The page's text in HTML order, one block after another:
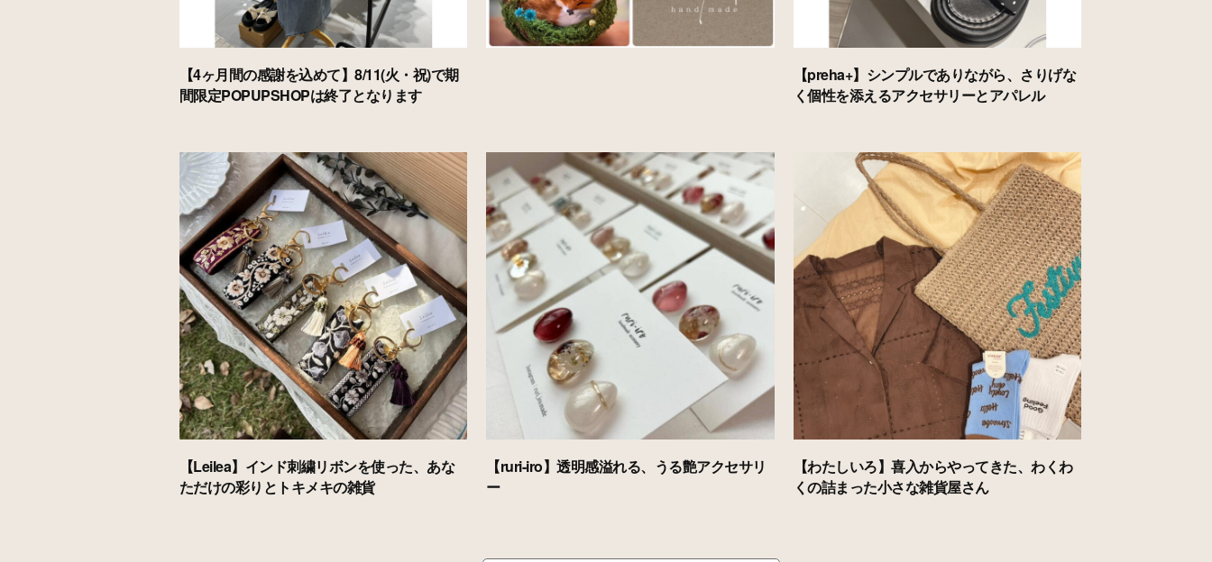
【4ヶ月間の感謝を込めて】8/11(火・祝)で期
間限定POPUPSHOPは終了となります
【preha+】シンプルでありながら、さりげな
く個性を添えるアクセサリーとアパレル
【Leilea】インド刺繍リボンを使った、あな
ただけの彩りとトキメキの雑貨
【ruri-iro】透明感溢れる、うる艶アクセサリ
ー
【わたしいろ】喜入からやってきた、わくわ
くの詰まった小さな雑貨屋さん